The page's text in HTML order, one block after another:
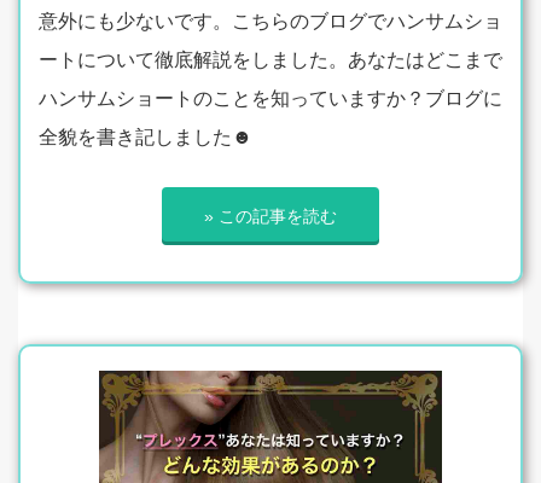
意外にも少ないです。こちらのブログでハンサムショ
ートについて徹底解説をしました。あなたはどこまで
ハンサムショートのことを知っていますか？ブログに
全貌を書き記しました☻
» この記事を読む